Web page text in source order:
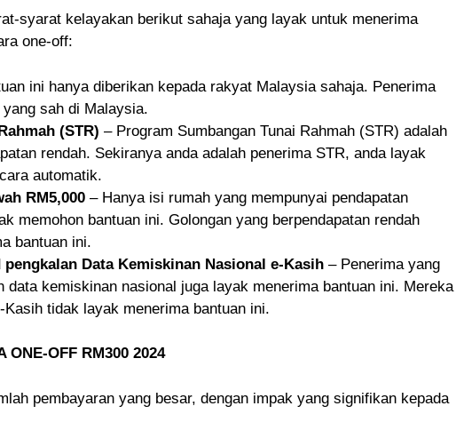
syarat kelayakan berikut sahaja yang layak untuk menerima
one-off:
ini hanya diberikan kepada rakyat Malaysia sahaja. Penerima
sah di Malaysia.
(STR) – Program Sumbangan Tunai Rahmah (STR) adalah
rendah. Sekiranya anda adalah penerima STR, anda layak
automatik.
RM5,000 – Hanya isi rumah yang mempunyai pendapatan
memohon bantuan ini. Golongan yang berpendapatan rendah
bantuan ini.
Data Kemiskinan Nasional e-Kasih – Penerima yang
data kemiskinan nasional juga layak menerima bantuan ini. Mereka
tidak layak menerima bantuan ini.
ONE-OFF RM300 2024
pembayaran yang besar, dengan impak yang signifikan kepada